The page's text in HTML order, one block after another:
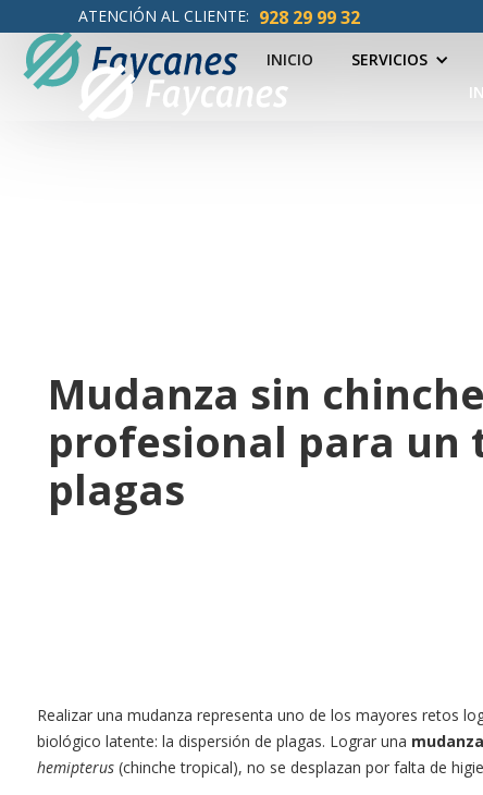
INICIO SERVICIOS
ATENCIÓN AL CLIENTE: 928 29 99 32
Mudanza sin
profesional para un
plagas
Realizar una mudanza representa uno de los mayores retos
biológico latente: la dispersión de plagas. Lograr una
hemipterus(chinche tropical), no se desplazan por falta de